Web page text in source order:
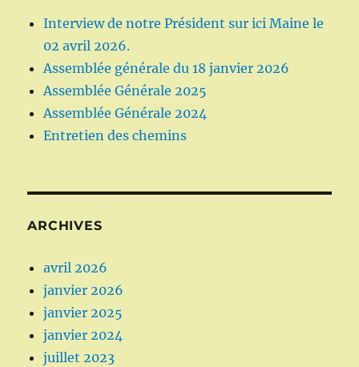
Interview de notre Président sur ici Maine le
02 avril 2026.
Assemblée générale du 18 janvier 2026
Assemblée Générale 2025
Assemblée Générale 2024
Entretien des chemins
ARCHIVES
avril 2026
janvier 2026
janvier 2025
janvier 2024
juillet 2023